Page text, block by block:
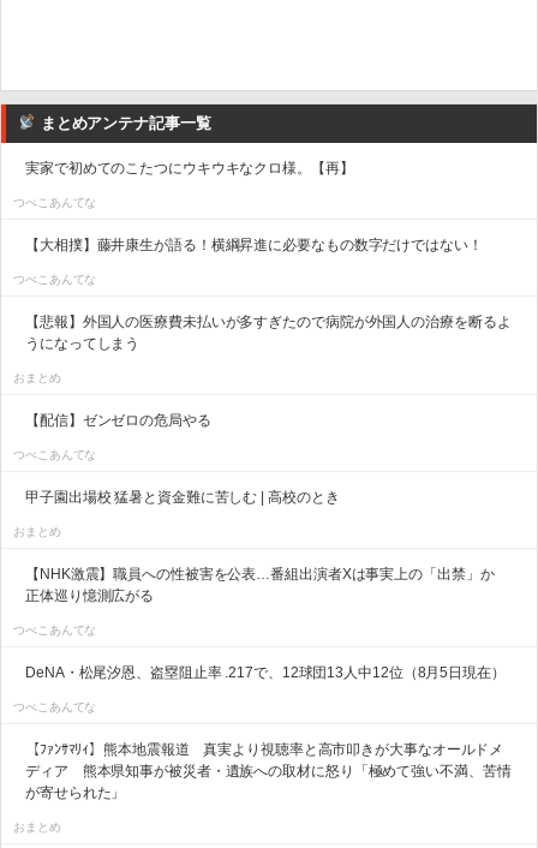
まとめアンテナ記事一覧
実家で初めてのこたつにウキウキなクロ様。【再】
つべこあんてな
【大相撲】藤井康生が語る！横綱昇進に必要なもの数字だけではない！
つべこあんてな
【悲報】外国人の医療費未払いが多すぎたので病院が外国人の治療を断るよ
うになってしまう
おまとめ
【配信】ゼンゼロの危局やる
つべこあんてな
甲子園出場校 猛暑と資金難に苦しむ | 高校のとき
おまとめ
【NHK激震】職員への性被害を公表…番組出演者Xは事実上の「出禁」か
正体巡り憶測広がる
つべこあんてな
DeNA・松尾汐恩、盗塁阻止率 .217で、12球団13人中12位（8月5日現在）
つべこあんてな
【ﾌｧﾝｻﾏﾘｨ】熊本地震報道 真実より視聴率と高市叩きが大事なオールドメ
ディア 熊本県知事が被災者・遺族への取材に怒り「極めて強い不満、苦情
が寄せられた」
おまとめ